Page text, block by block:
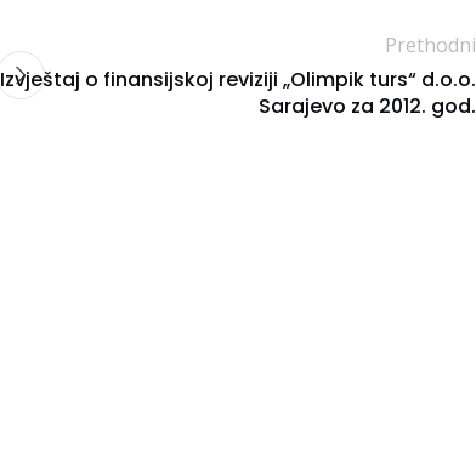
Prethodni
Izvještaj o finansijskoj reviziji „Olimpik turs“ d.o.o.
Sarajevo za 2012. god.